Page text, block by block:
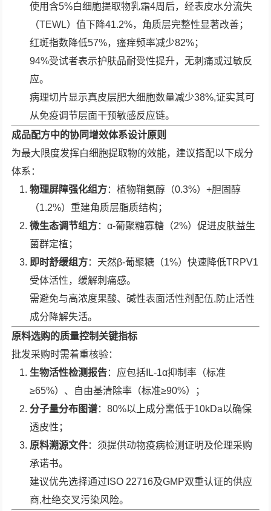
使用含5%白细胞提取物乳霜4周后，经表皮水分流失
（TEWL）值下降41.2%，角质层完整性显著改善；
红斑指数降低57%，瘙痒频率减少82%；
94%受试者表示护肤品耐受性提升，无刺痛或过敏反
应。
病理切片显示真皮层肥大细胞数量减少38%,证实其可
从免疫调节层面干预敏感反应链。
成品配方中的协同增效体系设计原则
为最大限度发挥白细胞提取物的效能，建议搭配以下成分
体系：
物理屏障强化组方：植物鞘氨醇（0.3%）+胆固醇
（1.2%）重建角质层脂质结构；
微生态调节组方：α-葡聚糖寡糖（2%）促进皮肤益生
菌群定植；
即时舒缓组方：天然β-葡聚糖（1%）快速降低TRPV1
受体活性，缓解刺痛感。
需避免与高浓度果酸、碱性表面活性剂配伍,防止活性
成分降解失活。
原料选购的质量控制关键指标
批发采购时需着重核验：
生物活性检测报告：应包括IL-1α抑制率（标准
≥65%）、自由基清除率（标准≥90%）；
分子量分布图谱：80%以上成分需低于10kDa以确保
透皮性；
原料溯源文件：须提供动物疫病检测证明及伦理采购
承诺书。
建议优先选择通过ISO 22716及GMP双重认证的供应
商,杜绝交叉污染风险。